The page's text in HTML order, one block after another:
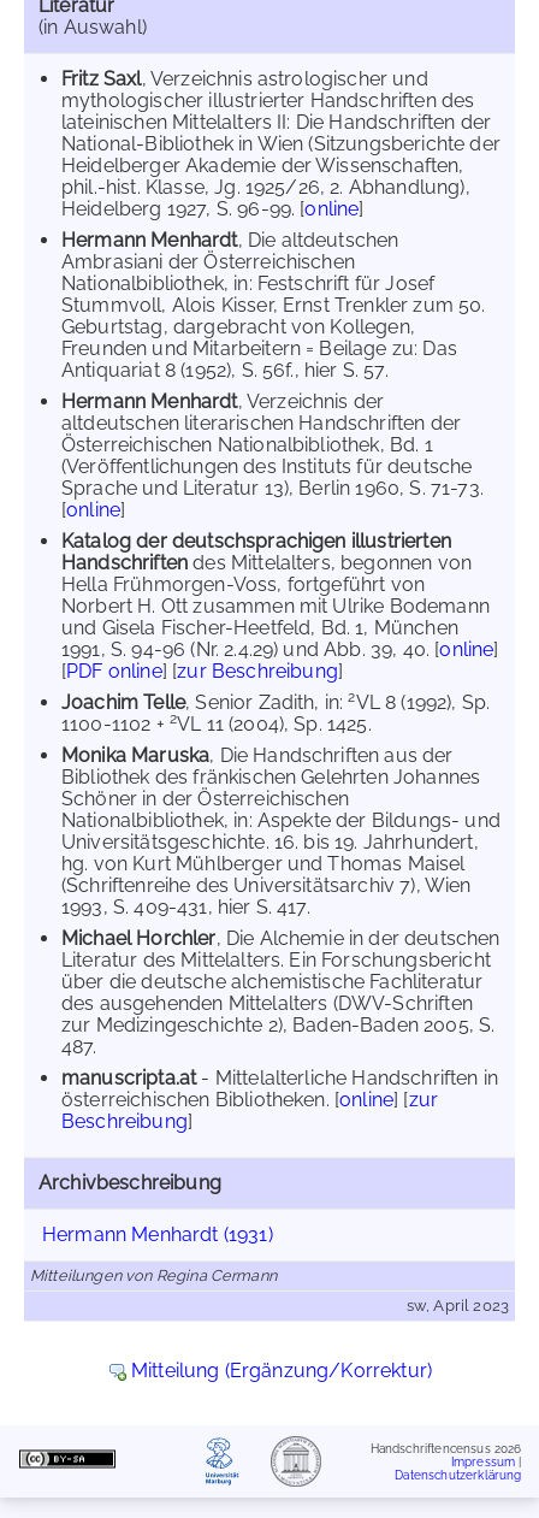
Literatur
(in Auswahl)
Fritz Saxl, Verzeichnis astrologischer und
mythologischer illustrierter Handschriften des
lateinischen Mittelalters II: Die Handschriften der
National-Bibliothek in Wien (Sitzungsberichte der
Heidelberger Akademie der Wissenschaften,
phil.-hist. Klasse, Jg. 1925/26, 2. Abhandlung),
Heidelberg 1927, S. 96-99. [online]
Hermann Menhardt, Die altdeutschen
Ambrasiani der Österreichischen
Nationalbibliothek, in: Festschrift für Josef
Stummvoll, Alois Kisser, Ernst Trenkler zum 50.
Geburtstag, dargebracht von Kollegen,
Freunden und Mitarbeitern = Beilage zu: Das
Antiquariat 8 (1952), S. 56f., hier S. 57.
Hermann Menhardt, Verzeichnis der
altdeutschen literarischen Handschriften der
Österreichischen Nationalbibliothek, Bd. 1
(Veröffentlichungen des Instituts für deutsche
Sprache und Literatur 13), Berlin 1960, S. 71-73.
[online]
Katalog der deutschsprachigen illustrierten
Handschriften des Mittelalters, begonnen von
Hella Frühmorgen-Voss, fortgeführt von
Norbert H. Ott zusammen mit Ulrike Bodemann
und Gisela Fischer-Heetfeld, Bd. 1, München
1991, S. 94-96 (Nr. 2.4.29) und Abb. 39, 40. [online]
[PDF online] [zur Beschreibung]
Joachim Telle, Senior Zadith, in:2VL 8 (1992), Sp.
1100-1102 + 2VL 11 (2004), Sp. 1425.
Monika Maruska, Die Handschriften aus der
Bibliothek des fränkischen Gelehrten Johannes
Schöner in der Österreichischen
Nationalbibliothek, in: Aspekte der Bildungs- und
Universitätsgeschichte. 16. bis 19. Jahrhundert,
hg. von Kurt Mühlberger und Thomas Maisel
(Schriftenreihe des Universitätsarchiv 7), Wien
1993, S. 409-431, hier S. 417.
Michael Horchler, Die Alchemie in der deutschen
Literatur des Mittelalters. Ein Forschungsbericht
über die deutsche alchemistische Fachliteratur
des ausgehenden Mittelalters (DWV-Schriften
zur Medizingeschichte 2), Baden-Baden 2005, S.
487.
manuscripta.at- Mittelalterliche Handschriften in
österreichischen Bibliotheken. [online] [zur
Beschreibung]
Archivbeschreibung
Hermann Menhardt (1931)
Mitteilungen von Regina Cermann
sw, April 2023
Mitteilung (Ergänzung/Korrektur)
Handschriftencensus 2026
Impressum
Datenschutzerklärung